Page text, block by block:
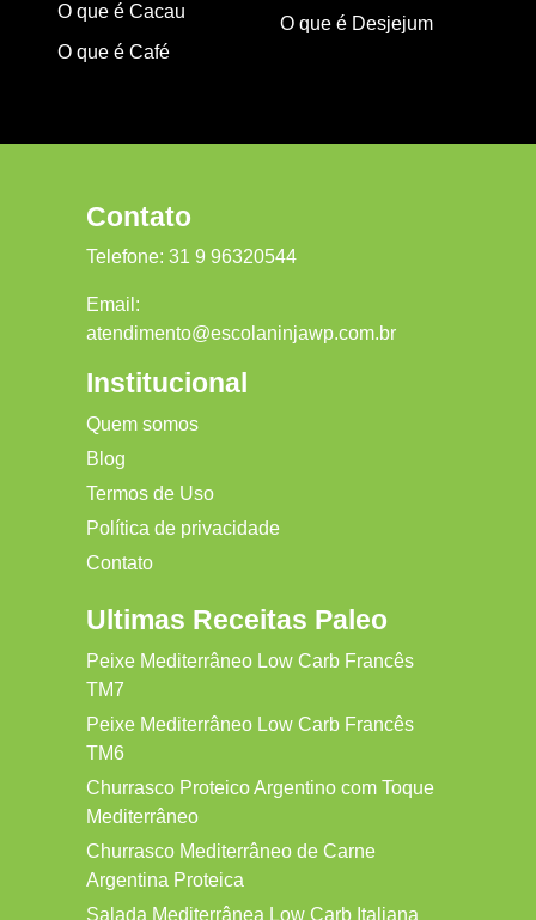
O que é Cacau
O que é Café
O que é Desjejum
Contato
Telefone: 31 9 96320544
Email:
atendimento@escolaninjawp.com.br
Institucional
Quem somos
Blog
Termos de Uso
Política de privacidade
Contato
Ultimas Receitas Paleo
Peixe Mediterrâneo Low Carb Francês
TM7
Peixe Mediterrâneo Low Carb Francês
TM6
Churrasco Proteico Argentino com Toque
Mediterrâneo
Churrasco Mediterrâneo de Carne
Argentina Proteica
Salada Mediterrânea Low Carb Italiana